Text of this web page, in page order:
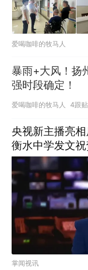
爱喝咖啡的牧马人
暴雨+大风！扬
强时段确定！
爱喝咖啡的牧马人 4跟贴
央视新主播亮
衡水中学发文
掌闻视讯